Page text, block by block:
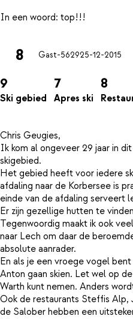
8 Gast-562925-12-2015
9
Ski gebied
7
Apres ski
8
Chris Geugies,
Ik kom al ongeveer 29 jaar in
skigebied.
Het gebied heeft voor iedere
afdaling naar de Korbersee is
einde van de afdaling serveert
Er zijn gezellige hutten te
Tegenwoordig maakt ik ook
naar Lech om daar de
absolute aanrader.
En als je een vroege vogel
Anton gaan skien. Let wel op
Warth kunt nemen. Anders
Ook de restaurants Steffis Alp,
de Salober hebben een